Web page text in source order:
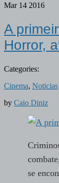
Mar 14 2016
A
Horror,
Categories:
Cinema, Noticias
by Caio Diniz
se